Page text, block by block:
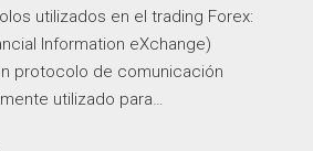
utilizados en el trading Forex:
Information eXchange)
protocolo de comunicación
utilizado para…